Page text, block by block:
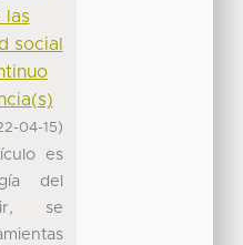
las
social
04-15)
es
del
se